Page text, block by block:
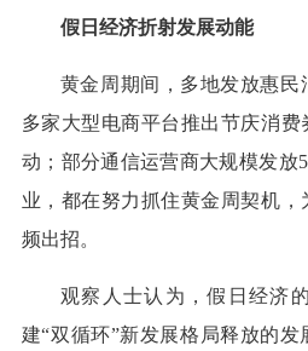
假日经济折射发展动能
黄金周期间，多地发放惠民
多家大型电商平台推出节庆消
动；部分通信运营商大规模发
业，都在努力抓住黄金周契机
频出招。
观察人士认为，假日经济
建“双循环”新发展格局释放的